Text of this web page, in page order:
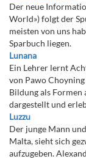
Der neue
World») folgt der
meisten von uns
Sparbuch liegen.
Lunana
Ein Lehrer lernt
von Pawo
Bildung als Formen
dargestellt und
Luzzu
Der junge Mann
Malta, sieht sich
aufzugeben.